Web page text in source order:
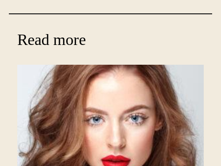
Read more